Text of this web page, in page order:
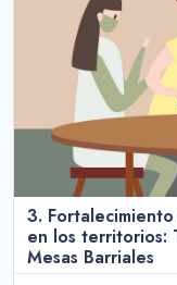
3.
en los territorios:
Mesas Barriales